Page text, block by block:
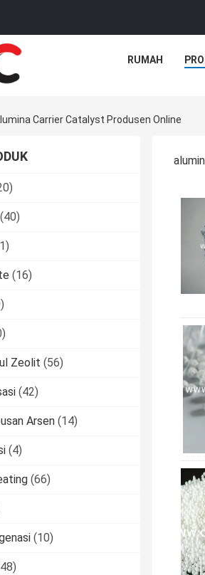
RUMAH
Carrier Catalyst Produsen Online
(40)
(16)
Zeolit (56)
(42)
Arsen (14)
(4)
(66)
(10)